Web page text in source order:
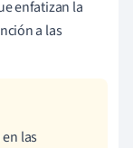
enfatizan la
a las
las